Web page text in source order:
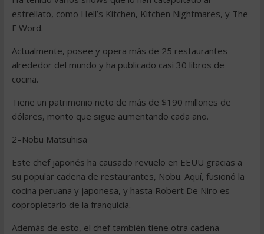
estrellato, como Hell’s Kitchen, Kitchen Nightmares, y The
F Word.
Actualmente, posee y opera más de 25 restaurantes
alrededor del mundo y ha publicado casi 30 libros de
cocina.
Tiene un patrimonio neto de más de $190 millones de
dólares, monto que sigue aumentando cada año.
2–Nobu Matsuhisa
Este chef japonés ha causado revuelo en EEUU gracias a
su popular cadena de restaurantes, Nobu. Aquí, fusionó la
cocina peruana y japonesa, y hasta Robert De Niro es
copropietario de la franquicia.
Además de esto, el chef también tiene otra cadena